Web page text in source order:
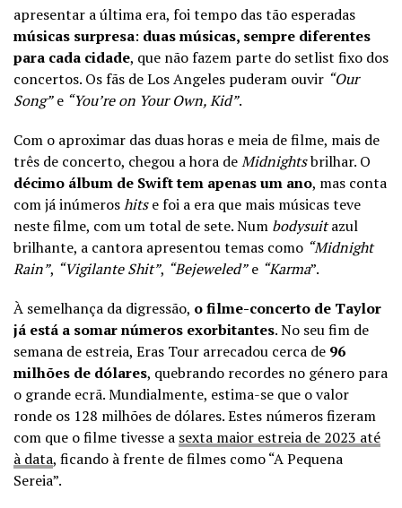
apresentar a última era, foi tempo das tão esperadas
músicas surpresa: duas músicas, sempre diferentes
para cada cidade, que não fazem parte do setlist fixo dos
concertos. Os fãs de Los Angeles puderam ouvir “Our
Song”e “You’re on Your Own, Kid”.
Com o aproximar das duas horas e meia de filme, mais de
três de concerto, chegou a hora deMidnightsbrilhar. O
décimo álbum de Swift tem apenas um ano, mas conta
com já inúmeroshitse foi a era que mais músicas teve
neste filme, com um total de sete. Num bodysuitazul
brilhante, a cantora apresentou temas como “Midnight
Rain”, “Vigilante Shit”, “Bejeweled”e “Karma”.
À semelhança da digressão, o filme-concerto de Taylor
já está a somar números exorbitantes. No seu fim de
semana de estreia, Eras Tour arrecadou cerca de 96
milhões de dólares, quebrando recordes no género para
o grande ecrã. Mundialmente, estima-se que o valor
ronde os 128 milhões de dólares. Estes números fizeram
com que o filme tivesse a sexta maior estreia de 2023 até
à data, ficando à frente de filmes como “A Pequena
Sereia”.